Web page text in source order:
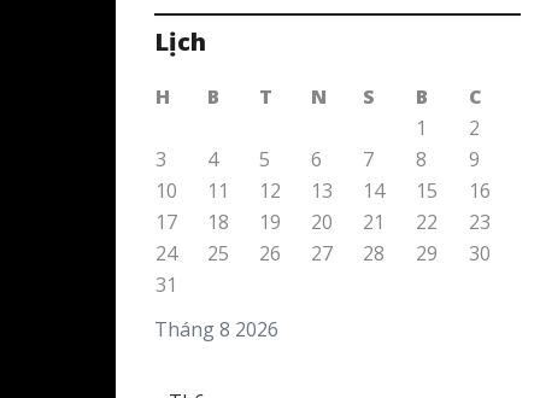
Lịch
Tháng 8 2026
H B T N S B
C
1
2
3
4 5 6 7 8
9
10
11 12 13 14 15
16
17
18 19 20 21 22
23
24
25 26 27 28 29
30
31